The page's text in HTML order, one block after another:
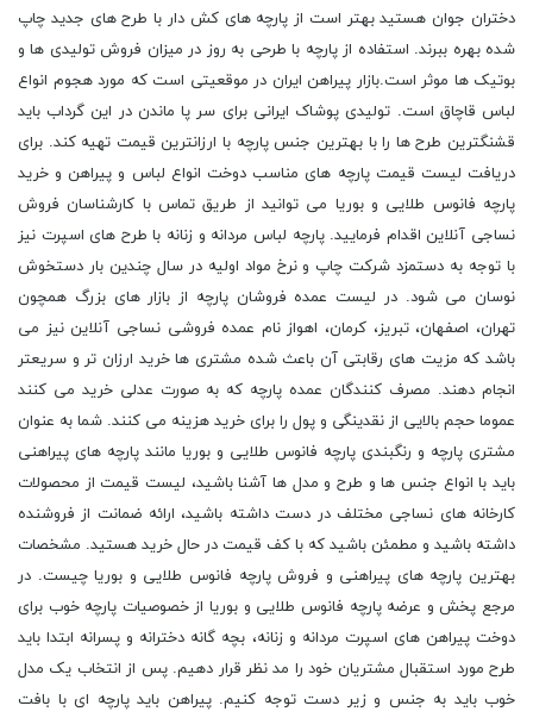
دختران جوان هستید بهتر است از پارچه های کش دار با طرح های جدید چاپ
شده بهره ببرند. استفاده از پارچه با طرحی به روز در میزان فروش تولیدی ها و
بوتیک ها موثر است.بازار پیراهن ایران در موقعیتی است که مورد هجوم انواع
لباس قاچاق است. تولیدی پوشاک ایرانی برای سر پا ماندن در این گرداب باید
قشنگترین طرح ها را با بهترین جنس پارچه با ارزانترین قیمت تهیه کند. برای
دریافت لیست قیمت پارچه های مناسب دوخت انواع لباس و پیراهن و خرید
پارچه فانوس طلایی و بوریا می توانید از طریق تماس با کارشناسان فروش
نساجی آنلاین اقدام فرمایید. پارچه لباس مردانه و زنانه با طرح های اسپرت نیز
با توجه به دستمزد شرکت چاپ و نرخ مواد اولیه در سال چندین بار دستخوش
نوسان می شود. در لیست عمده فروشان پارچه از بازار های بزرگ همچون
تهران، اصفهان، تبریز، کرمان، اهواز نام عمده فروشی نساجی آنلاین نیز می
باشد که مزیت های رقابتی آن باعث شده مشتری ها خرید ارزان تر و سریعتر
انجام دهند. مصرف کنندگان عمده پارچه که به صورت عدلی خرید می کنند
عموما حجم بالایی از نقدینگی و پول را برای خرید هزینه می کنند. شما به عنوان
مشتری پارچه و رنگبندی پارچه فانوس طلایی و بوریا مانند پارچه های پیراهنی
باید با انواع جنس ها و طرح و مدل ها آشنا باشید، لیست قیمت از محصولات
کارخانه های نساجی مختلف در دست داشته باشید، ارائه ضمانت از فروشنده
داشته باشید و مطمئن باشید که با کف قیمت در حال خرید هستید. مشخصات
بهترین پارچه های پیراهنی و فروش پارچه فانوس طلایی و بوریا چیست. در
مرجع پخش و عرضه پارچه فانوس طلایی و بوریا از خصوصیات پارچه خوب برای
دوخت پیراهن های اسپرت مردانه و زنانه، بچه گانه دخترانه و پسرانه ابتدا باید
طرح مورد استقبال مشتریان خود را مد نظر قرار دهیم. پس از انتخاب یک مدل
خوب باید به جنس و زیر دست توجه کنیم. پیراهن باید پارچه ای با بافت